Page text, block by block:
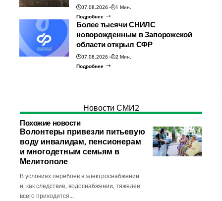
07.08.2026
1 Мин.
Подробнее
Более тысячи СНИЛС
новорожденным в Запорожской
области открыл СФР
07.08.2026
2 Мин.
Подробнее
Новости СМИ2
Похожие новости
Волонтеры привезли питьевую
воду инвалидам, пенсионерам
и многодетным семьям в
Мелитополе
В условиях перебоев в электроснабжении
и, как следствие, водоснабжении, тяжелее
всего приходится…